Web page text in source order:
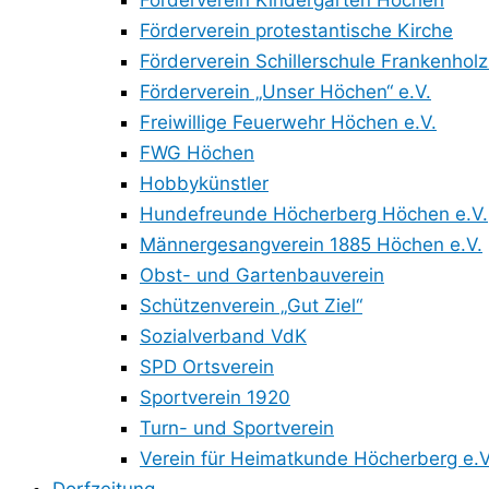
Förderverein protestantische Kirche
Förderverein Schillerschule
Förderverein „Unser Höchen“ e.V.
Freiwillige Feuerwehr Höchen e.V.
FWG Höchen
Hobbykünstler
Hundefreunde Höcherberg Höchen e.V.
Männergesangverein 1885 Höchen e.V.
Obst- und Gartenbauverein
Schützenverein „Gut Ziel“
Sozialverband VdK
SPD Ortsverein
Sportverein 1920
Turn- und Sportverein
Verein für Heimatkunde Höcherberg